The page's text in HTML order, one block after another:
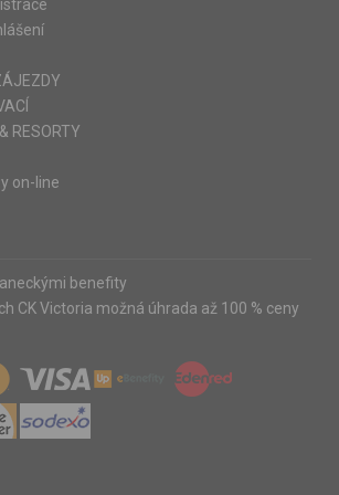
RESORTY
on-line
benefity
CK Victoria možná úhrada až 100 % ceny